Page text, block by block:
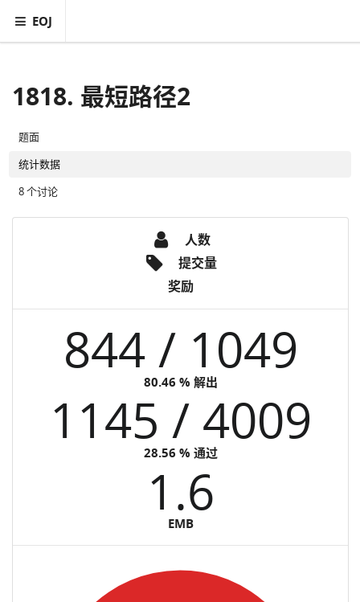
EOJ
1818. 最短路径2
题面
统计数据
8 个讨论
人数
提交量
奖励
844 / 1049
80.46 % 解出
1145 / 4009
28.56 % 通过
1.6
EMB